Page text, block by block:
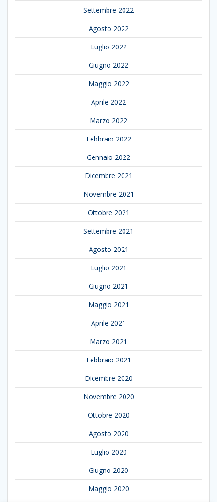
Settembre 2022
Agosto 2022
Luglio 2022
Giugno 2022
Maggio 2022
Aprile 2022
Marzo 2022
Febbraio 2022
Gennaio 2022
Dicembre 2021
Novembre 2021
Ottobre 2021
Settembre 2021
Agosto 2021
Luglio 2021
Giugno 2021
Maggio 2021
Aprile 2021
Marzo 2021
Febbraio 2021
Dicembre 2020
Novembre 2020
Ottobre 2020
Agosto 2020
Luglio 2020
Giugno 2020
Maggio 2020